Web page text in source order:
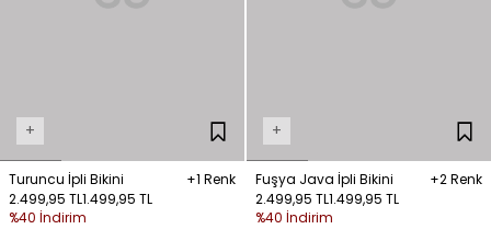
+
Turuncu İpli Bikini
+1 Renk
2.499,95 TL1.499,95 TL
%40 İndirim
+
Fuşya Java İpli Bikini
+2 Renk
2.499,95 TL1.499,95 TL
%40 İndirim